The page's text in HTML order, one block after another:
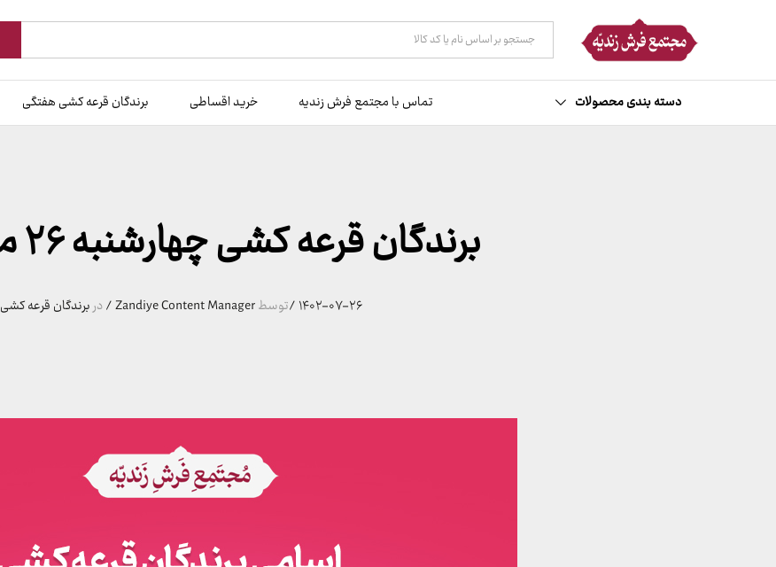
همه دسته ها
دسته بندی محصولات تماس با مجتمع فرش زندیه خرید اقساطی برندگان قرعه کشی هفتگی
برندگان قرعه کشی چهارشنبه ۲۶ مهر 140۲
۱۴۰۲-۰۷-۲۶/توسطZandiye Content Manager
/دربرندگان قرعه کشی